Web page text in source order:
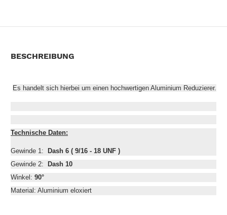
BESCHREIBUNG
Es handelt sich hierbei um einen hochwertigen Aluminium Reduzierer.
Technische Daten:
Gewinde 1: Dash 6 ( 9/16 - 18 UNF )
Gewinde 2:
Dash 10
Winkel: 90°
Material: Aluminium eloxiert